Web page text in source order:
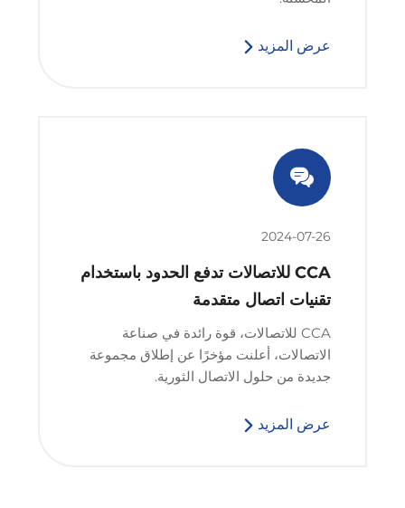
عرض المزيد
2024-07-26
CCA للاتصالات تدفع الحدود باستخدام
تقنيات اتصال متقدمة
CCA للاتصالات، قوة رائدة في صناعة
الاتصالات، أعلنت مؤخرًا عن إطلاق مجموعة
جديدة من حلول الاتصال الثورية.
عرض المزيد